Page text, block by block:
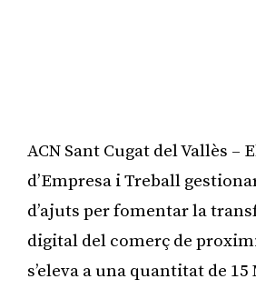
ACN Sant Cugat del Vallès –
d’Empresa i Treball
d’ajuts per fomentar la
digital del comerç de
s’eleva a una quantitat de 15